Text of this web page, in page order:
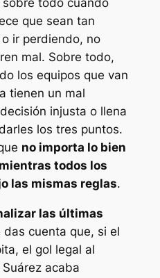
todo cuando
que sean tan
ir perdiendo, no
mal. Sobre todo,
los equipos que van
tienen un mal
injusta o llena
los tres puntos.
no importa lo bien
todos los
las mismas reglas.
las últimas
das cuenta que, si el
el gol legal al
acaba